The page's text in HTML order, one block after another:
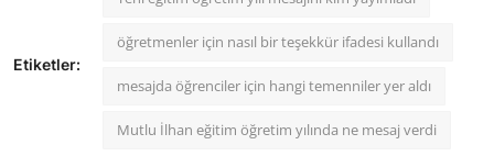
Etiketler:
öğretmenler için nasıl bir teşekkür ifadesi kullandı
mesajda öğrenciler için hangi temenniler yer aldı
Mutlu İlhan eğitim öğretim yılında ne mesaj verdi